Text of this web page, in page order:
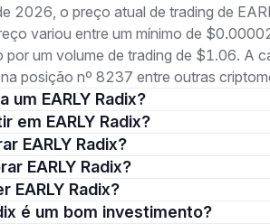
2026, o preço atual de trading de
variou entre um mínimo de
por um volume de trading de $1.06. A
posição nº 8237 entre outras
um EARLY Radix?
em EARLY Radix?
EARLY Radix?
EARLY Radix?
EARLY Radix?
é um bom investimento?